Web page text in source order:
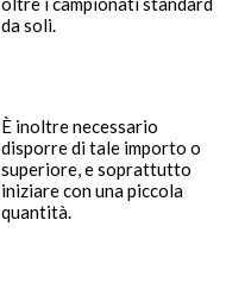
da soli.
È inoltre necessario
disporre di tale importo o
superiore, e soprattutto
iniziare con una piccola
quantità.